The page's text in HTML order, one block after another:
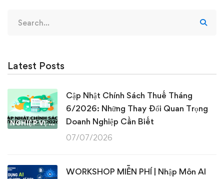
for:
Latest Posts
NGHIỆP VỤ KẾ TOÁN & THUẾ
Cập Nhật Chính Sách Thuế Tháng
6/2026: Những Thay Đổi Quan Trọng
Doanh Nghiệp Cần Biết
07/07/2026
WORKSHOP MIỄN PHÍ | Nhập Môn AI